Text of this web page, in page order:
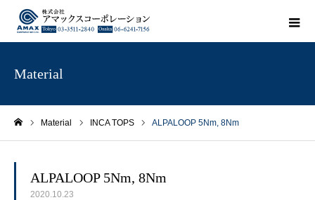
Material
Material INCA TOPS ALPALOOP 5Nm, 8Nm
ALPALOOP 5Nm, 8Nm
2020.10.23